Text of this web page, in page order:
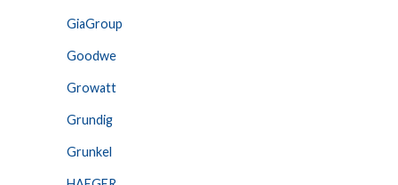
GiaGroup
Goodwe
Growatt
Grundig
Grunkel